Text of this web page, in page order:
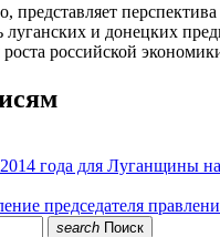
представляет
луганских и донецких
роста российской
года для Луганщины
председателя
search Поиск